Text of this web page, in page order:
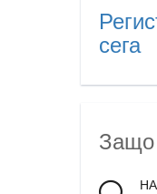
сега
Защо